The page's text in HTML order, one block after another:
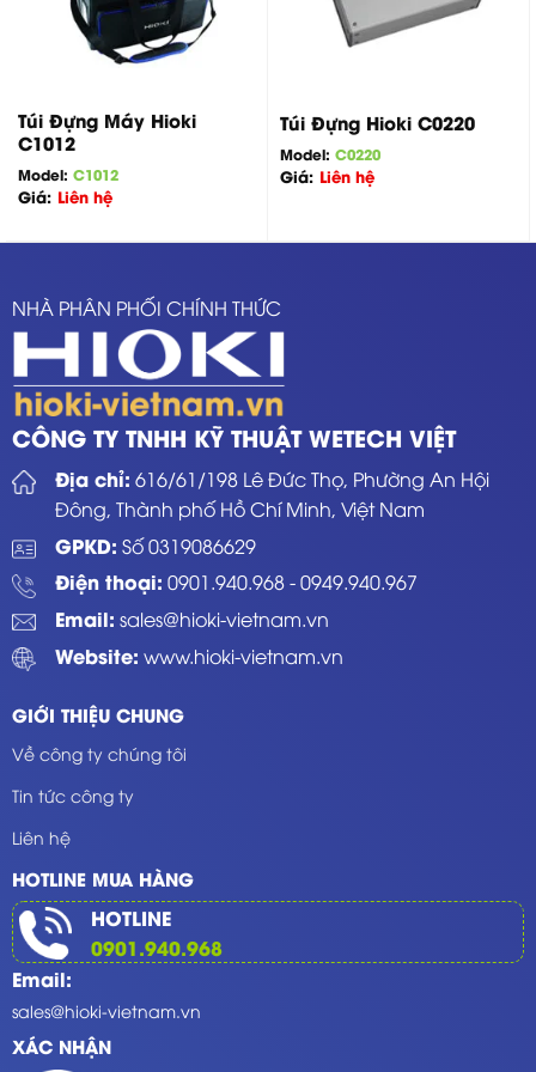
Túi Đựng Máy Hioki
C1012
Model: C1012
Giá: Liên hệ
Túi Đựng Hioki C0220
Model: C0220
Giá: Liên hệ
NHÀ PHÂN PHỐI CHÍNH THỨC
CÔNG TY TNHH KỸ THUẬT WETECH VIỆT
Địa chỉ: 616/61/198 Lê Đức Thọ, Phường An Hội
Đông, Thành phố Hồ Chí Minh, Việt Nam
GPKD: Số 0319086629
Điện thoại: 0901.940.968-0949.940.967
Email: sales@hioki-vietnam.vn
Website: www.hioki-vietnam.vn
GIỚI THIỆU CHUNG
Về công ty chúng tôi
Tin tức công ty
Liên hệ
HOTLINE MUA HÀNG
HOTLINE
0901.940.968
Email:
sales@hioki-vietnam.vn
XÁC NHẬN